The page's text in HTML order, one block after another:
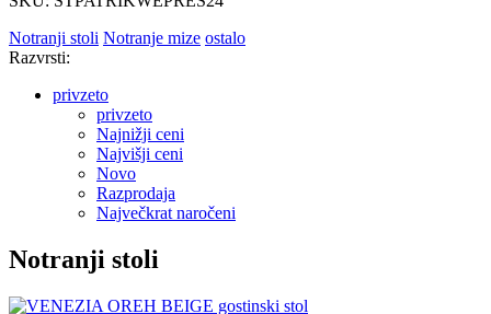
Notranji stoli Notranje mize ostalo
Razvrsti:
privzeto
privzeto
Najnižji ceni
Najvišji ceni
Novo
Razprodaja
Največkrat naročeni
Notranji stoli